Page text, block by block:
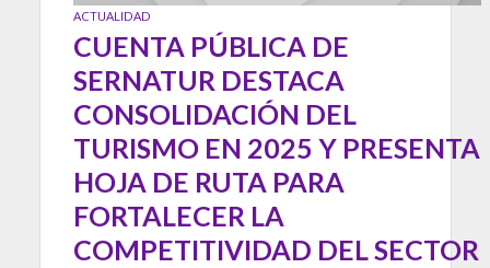
ACTUALIDAD
CUENTA PÚBLICA DE
SERNATUR DESTACA
CONSOLIDACIÓN DEL
TURISMO EN 2025 Y PRESENTA
HOJA DE RUTA PARA
FORTALECER LA
COMPETITIVIDAD DEL SECTOR